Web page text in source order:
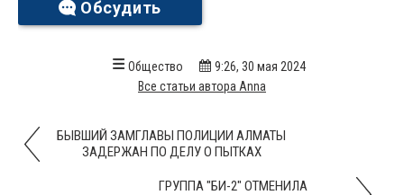
Обсудить
Общество
9:26, 30 мая 2024
Все статьи автора Anna
БЫВШИЙ ЗАМГЛАВЫ ПОЛИЦИИ АЛМАТЫ
ЗАДЕРЖАН ПО ДЕЛУ О ПЫТКАХ
ГРУППА "БИ-2" ОТМЕНИЛА